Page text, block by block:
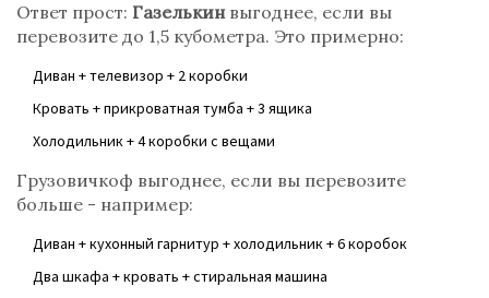
Ответ прост: Газелькинвыгоднее, если вы
перевозите до 1,5 кубометра. Это примерно:
Диван + телевизор + 2 коробки
Кровать + прикроватная тумба + 3 ящика
Холодильник + 4 коробки с вещами
Грузовичкоф выгоднее, если вы перевозите
больше - например:
Диван + кухонный гарнитур + холодильник + 6 коробок
Два шкафа + кровать + стиральная машина